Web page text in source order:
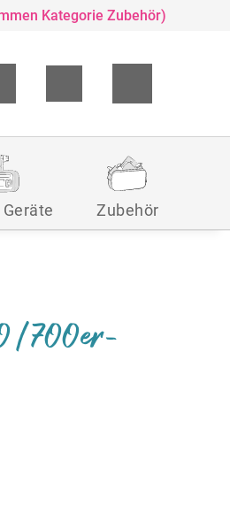
Kategorie Zubehör)
Zubehör
700er-